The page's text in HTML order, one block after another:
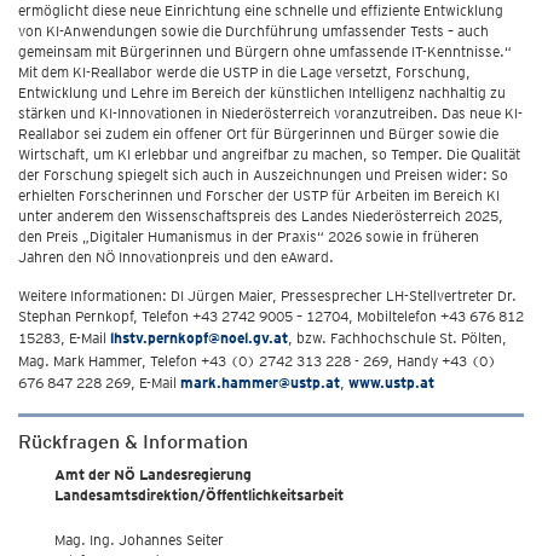
ermöglicht diese neue Einrichtung eine schnelle und effiziente Entwicklung
von KI-Anwendungen sowie die Durchführung umfassender Tests – auch
gemeinsam mit Bürgerinnen und Bürgern ohne umfassende IT-Kenntnisse.“
Mit dem KI-Reallabor werde die USTP in die Lage versetzt, Forschung,
Entwicklung und Lehre im Bereich der künstlichen Intelligenz nachhaltig zu
stärken und KI-Innovationen in Niederösterreich voranzutreiben. Das neue KI-
Reallabor sei zudem ein offener Ort für Bürgerinnen und Bürger sowie die
Wirtschaft, um KI erlebbar und angreifbar zu machen, so Temper. Die Qualität
der Forschung spiegelt sich auch in Auszeichnungen und Preisen wider: So
erhielten Forscherinnen und Forscher der USTP für Arbeiten im Bereich KI
unter anderem den Wissenschaftspreis des Landes Niederösterreich 2025,
den Preis „Digitaler Humanismus in der Praxis“ 2026 sowie in früheren
Jahren den NÖ Innovationpreis und den eAward.
Weitere Informationen: DI Jürgen Maier, Pressesprecher LH-Stellvertreter Dr.
Stephan Pernkopf, Telefon +43 2742 9005 – 12704, Mobiltelefon +43 676 812
15283, E-Mail lhstv.pernkopf@noel.gv.at, bzw. Fachhochschule St. Pölten,
Mag. Mark Hammer, Telefon +43 (0) 2742 313 228 - 269, Handy +43 (0)
676 847 228 269, E-Mail mark.hammer@ustp.at, www.ustp.at
Rückfragen & Information
Amt der NÖ Landesregierung
Landesamtsdirektion/Öffentlichkeitsarbeit
Mag. Ing. Johannes Seiter